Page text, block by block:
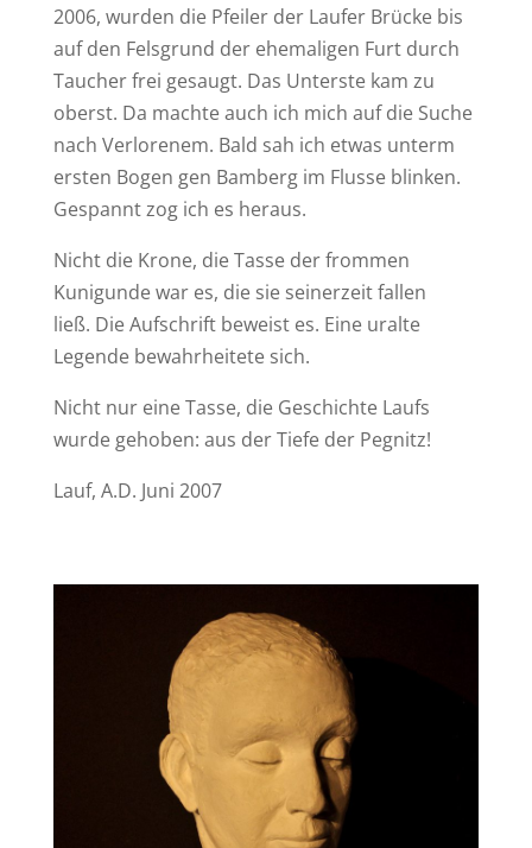
2006, wurden die Pfeiler der Laufer Brücke bis
auf den Felsgrund der ehemaligen Furt durch
Taucher frei gesaugt. Das Unterste kam zu
oberst. Da machte auch ich mich auf die Suche
nach Verlorenem. Bald sah ich etwas unterm
ersten Bogen gen Bamberg im Flusse blinken.
Gespannt zog ich es heraus.
Nicht die Krone, die Tasse der frommen
Kunigunde war es, die sie seinerzeit fallen
ließ. Die Aufschrift beweist es. Eine uralte
Legende bewahrheitete sich.
Nicht nur eine Tasse, die Geschichte Laufs
wurde gehoben: aus der Tiefe der Pegnitz!
Lauf, A.D. Juni 2007